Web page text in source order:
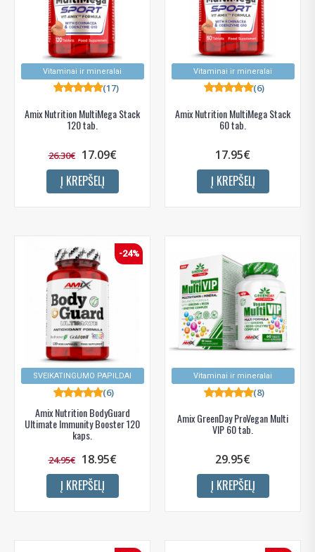
Vitaminai ir mineralai
Amix Nutrition MultiMega Stack
120 tab.
(17)
26.30€ 17.09€
Į KREPŠELĮ
Vitaminai ir mineralai
Amix Nutrition MultiMega Stack
60 tab.
(6)
17.95€
Į KREPŠELĮ
SVEIKATINGUMO PAPILDAI
-24%
Amix Nutrition BodyGuard
Ultimate Immunity Booster 120
kaps.
(6)
24.95€ 18.95€
Į KREPŠELĮ
Vitaminai ir mineralai
Amix GreenDay ProVegan Multi
VIP 60 tab.
(8)
29.95€
Į KREPŠELĮ